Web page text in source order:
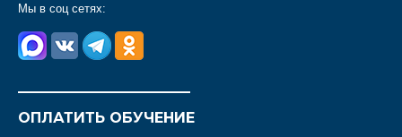
Мы в соц сетях:
ОПЛАТИТЬ ОБУЧЕНИЕ